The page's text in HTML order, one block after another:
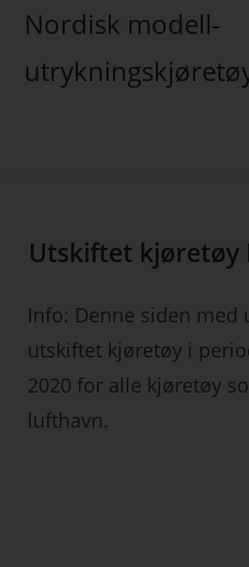
Nordisk modell-
Utskiftet
Info: Denne siden med
utskiftet kjøretøy i
2020 for alle kjøretøy
lufthavn.